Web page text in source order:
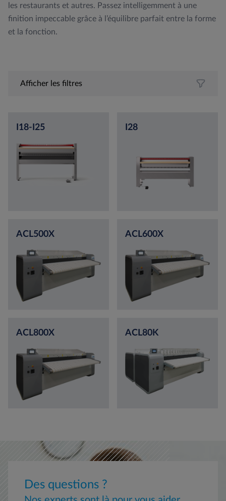
les restaurants et autres. Passez intelligemment à une
finition impeccable grâce à l’équilibre parfait entre la forme
et la fonction.
Afficher les filtres
I18-I25 I28
ACL500X ACL600X
ACL800X ACL80K
Des questions ?